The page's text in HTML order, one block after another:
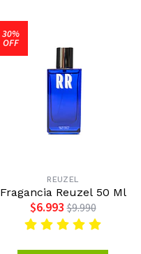
30%
OFF
REUZEL
Fragancia Reuzel 50 Ml
$6.993 $9.990